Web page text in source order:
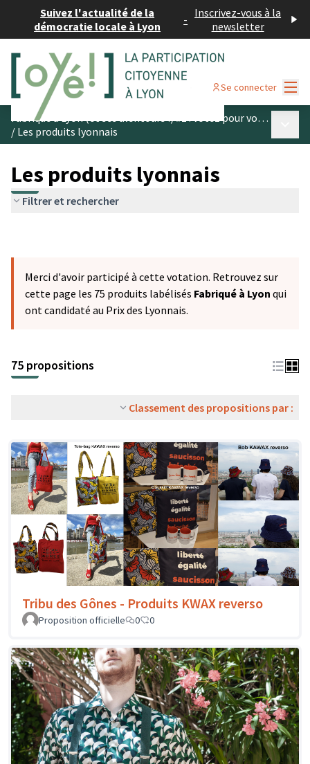
Suivez l'actualité de la
démocratie locale à Lyon
- Inscrivez-vous à la
newsletter
Se connecter
Fabriqué à Lyon (et ses alentours !) #1 : votez pour vos produits préférés
/ Les produits lyonnais
Les produits lyonnais
Filtrer et rechercher
Merci d'avoir participé à cette votation. Retrouvez sur
cette page les 75 produits labélisés Fabriqué à Lyon qui
ont candidaté au Prix des Lyonnais.
75 propositions
Classement des propositions par :
Tribu des Gônes - Produits KWAX reverso
Proposition officielle 0 0